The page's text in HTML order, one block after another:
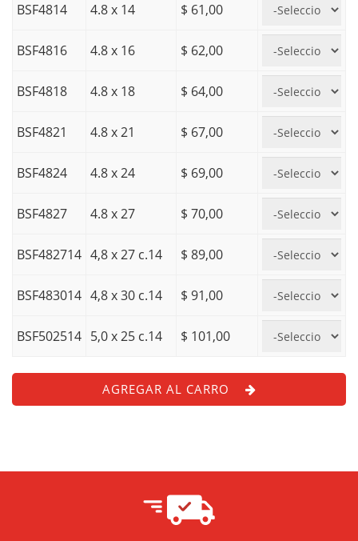
BSF4814 4.8 x 14 $ 61,00
BSF4816 4.8 x 16 $ 62,00
BSF4818 4.8 x 18 $ 64,00
BSF4821 4.8 x 21 $ 67,00
BSF4824 4.8 x 24 $ 69,00
BSF4827 4.8 x 27 $ 70,00
BSF482714 4,8 x 27 c.14 $ 89,00
BSF483014 4,8 x 30 c.14 $ 91,00
BSF502514 5,0 x 25 c.14 $ 101,00
AGREGAR AL CARRO